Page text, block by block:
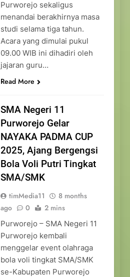
Purworejo sekaligus
menandai berakhirnya masa
studi selama tiga tahun.
Acara yang dimulai pukul
09.00 WIB ini dihadiri oleh
jajaran guru…
Read More
SMA Negeri 11
Purworejo Gelar
NAYAKA PADMA CUP
2025, Ajang Bergengsi
Bola Voli Putri Tingkat
SMA/SMK
timMedia11
8 months
ago
0 2 mins
Purworejo – SMA Negeri 11
Purworejo kembali
menggelar event olahraga
bola voli tingkat SMA/SMK
se-Kabupaten Purworejo